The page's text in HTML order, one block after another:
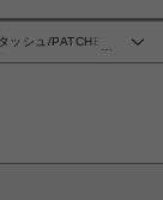
ッシュ/PATCHED